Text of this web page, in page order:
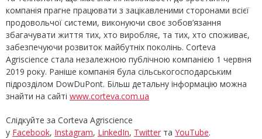
компанія прагне працювати з зацікавленими сторонами всієї
продовольчої системи, виконуючи своє зобов’язання
збагачувати життя тих, хто виробляє, та тих, хто споживає,
забезпечуючи розвиток майбутніх поколінь. Corteva
Agriscience стала незалежною публічною компанією 1 червня
2019 року. Раніше компанія була сільськогосподарським
підрозділом DowDuPont. Більш детальну інформацію можна
знайти на сайті www.corteva.com.ua
Слідкуйте за Corteva Agriscience
у Facebook, Instagram, LinkedIn, Twitter та YouTube.